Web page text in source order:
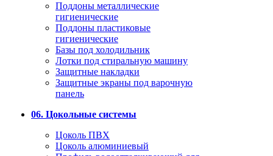
Поддоны металлические
гигиенические
Поддоны пластиковые
гигиенические
Базы под холодильник
Лотки под стиральную машину
Защитные накладки
Защитные экраны под варочную
панель
06. Цокольные системы
Цоколь ПВХ
Цоколь алюминиевый